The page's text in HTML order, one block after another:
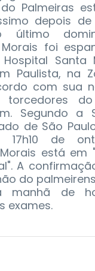
Palmeiras
depois
último
foi
Santa
Paulista, na
com sua
torcedores
Segundo a
de São
17h10 de
está em
A
do
manhã de
exames.